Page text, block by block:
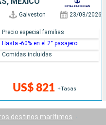
Galveston 23/08/2026
US$ 821 +Tasas
Precio especial familias
Hasta -60% en el 2° pasajero
Comidas incluidas
destinos marítimos